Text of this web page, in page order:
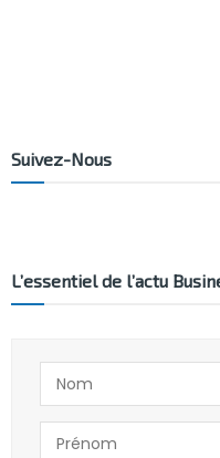
Suivez-Nous
L’essentiel de l’actu